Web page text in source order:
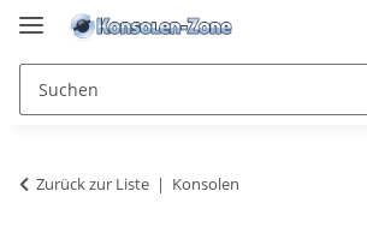
Zurück zur Liste Konsolen